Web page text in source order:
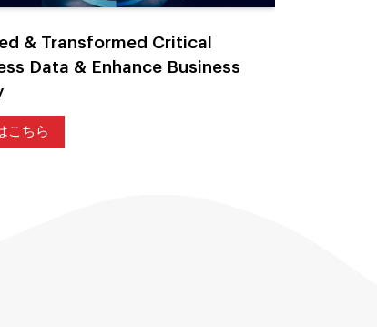
& Transformed Critical
Data & Enhance Business
こちら